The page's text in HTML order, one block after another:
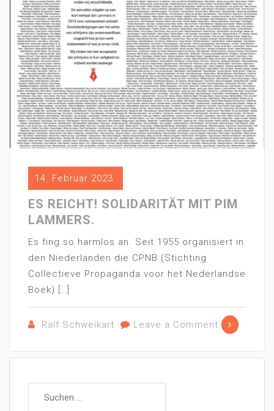
14. Februar 2023
ES REICHT! SOLIDARITÄT MIT PIM
LAMMERS.
Es fing so harmlos an. Seit 1955 organisiert in
den Niederlanden die CPNB (Stichting
Collectieve Propaganda voor het Nederlandse
Boek) […]
Ralf Schweikart Leave a Comment